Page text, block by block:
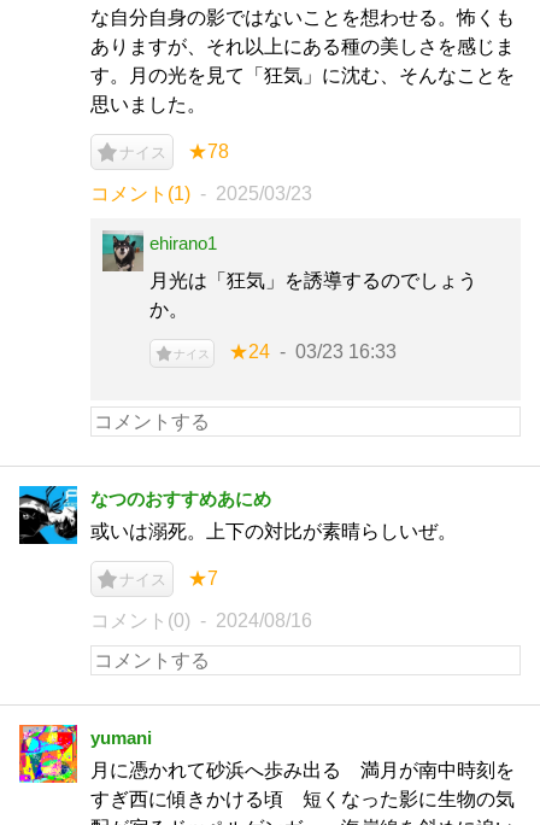
な自分自身の影ではないことを想わせる。怖くも
ありますが、それ以上にある種の美しさを感じま
す。月の光を見て「狂気」に沈む、そんなことを
思いました。
ナイス ★78
コメント(1) 2025/03/23
ehirano1
月光は「狂気」を誘導するのでしょう
か。
ナイス ★24 03/23 16:33
なつのおすすめあにめ
或いは溺死。上下の対比が素晴らしいぜ。
ナイス ★7
コメント(0) 2024/08/16
yumani
月に憑かれて砂浜へ歩み出る 満月が南中時刻を
すぎ西に傾きかける頃 短くなった影に生物の気